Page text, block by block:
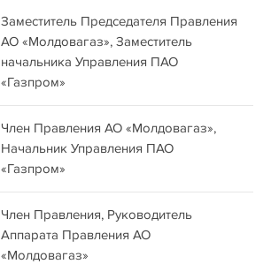
Заместитель Председателя Правления
АО «Молдовагаз», Заместитель
начальника Управления ПАО
«Газпром»
Член Правления АО «Молдовагаз»,
Начальник Управления ПАО
«Газпром»
Член Правления, Руководитель
Аппарата Правления АО
«Молдовагаз»